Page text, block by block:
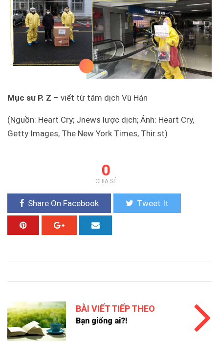
Mục sư P. Z – viết từ tâm dịch Vũ Hán
(Nguồn: Heart Cry; Jnews lược dịch; Ảnh: Heart Cry,
Getty Images, The New York Times, Thir.st)
0
CHIA SẺ
Share On Facebook Tweet It
BÀI VIẾT TIẾP THEO
Bạn giống ai?!